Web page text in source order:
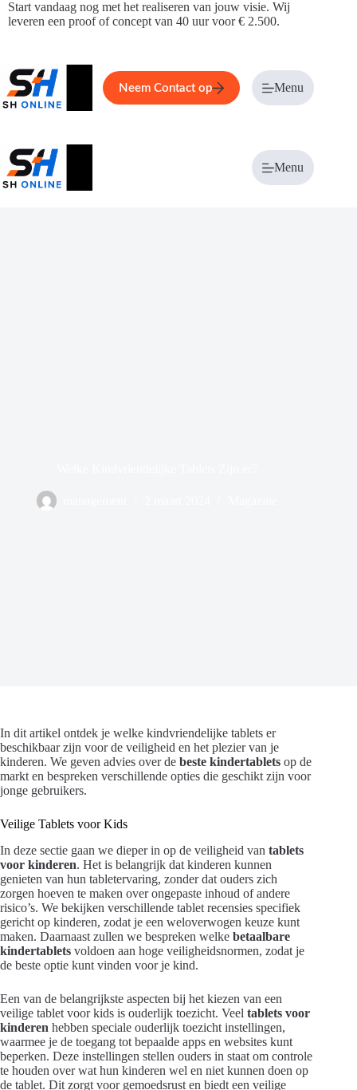
Ga
naar
Start vandaag nog met het realiseren van jouw visie. Wij
leveren een proof of concept van 40 uur voor € 2.500.
Home Service Over ons
Neem Contact op Menu
Menu
In dit artikel ontdek je welke kindvriendelijke tablets er
beschikbaar zijn voor de veiligheid en het plezier van je
kinderen. We geven advies over de beste kindertablets op de
markt en bespreken verschillende opties die geschikt zijn voor
jonge gebruikers.
Veilige Tablets voor Kids
In deze sectie gaan we dieper in op de veiligheid van tablets
voor kinderen. Het is belangrijk dat kinderen kunnen
genieten van hun tabletervaring, zonder dat ouders zich
zorgen hoeven te maken over ongepaste inhoud of andere
risico’s. We bekijken verschillende tablet recensies specifiek
gericht op kinderen, zodat je een weloverwogen keuze kunt
maken. Daarnaast zullen we bespreken welke betaalbare
kindertablets voldoen aan hoge veiligheidsnormen, zodat je
de beste optie kunt vinden voor je kind.
Een van de belangrijkste aspecten bij het kiezen van een
veilige tablet voor kids is ouderlijk toezicht. Veel tablets voor
kinderen hebben speciale ouderlijk toezicht instellingen,
waarmee je de toegang tot bepaalde apps en websites kunt
beperken. Deze instellingen stellen ouders in staat om controle
te houden over wat hun kinderen wel en niet kunnen doen op
de tablet. Dit zorgt voor gemoedsrust en biedt een veilige